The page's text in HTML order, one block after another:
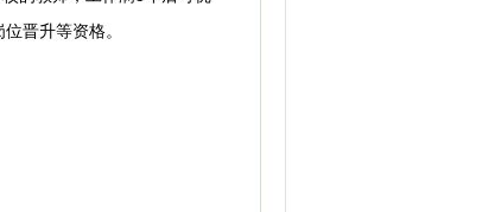
晋升等资格。